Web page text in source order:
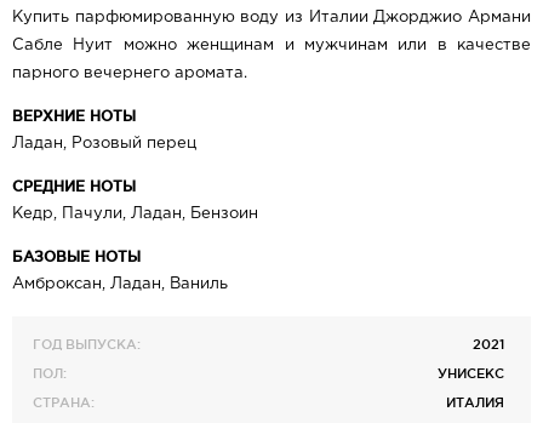
Купить парфюмированную воду из Италии Джорджио Армани
Сабле Нуит можно женщинам и мужчинам или в качестве
парного вечернего аромата.
ВЕРХНИЕ НОТЫ
Ладан, Розовый перец
СРЕДНИЕ НОТЫ
Кедр, Пачули, Ладан, Бензоин
БАЗОВЫЕ НОТЫ
Амброксан, Ладан, Ваниль
ГОД ВЫПУСКА:
2021
ПОЛ:
УНИСЕКС
СТРАНА:
ИТАЛИЯ